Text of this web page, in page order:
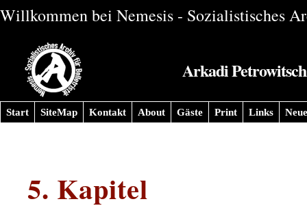
Willkommen bei Nemesis - Sozialistisches
Arkadi
Start SiteMap Kontakt About Gäste Print Links
5. Kapitel